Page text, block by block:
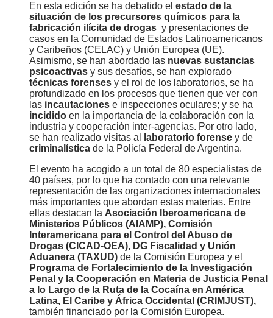
En esta edición se ha debatido el estado de la
situación de los precursores químicos para la
fabricación ilícita de drogas y presentaciones de
casos en la Comunidad de Estados Latinoamericanos
y Caribeños (CELAC) y Unión Europea (UE).
Asimismo, se han abordado las nuevas sustancias
psicoactivas y sus desafíos, se han explorado
técnicas forenses y el rol de los laboratorios, se ha
profundizado en los procesos que tienen que ver con
las incautaciones e inspecciones oculares; y se ha
incidido en la importancia de la colaboración con la
industria y cooperación inter-agencias. Por otro lado,
se han realizado visitas al
laboratorio forense y de
criminalística de la Policía Federal de Argentina.
El evento ha acogido a un total de 80 especialistas de
40 países, por lo que ha contado con una relevante
representación de las organizaciones internacionales
más importantes que abordan estas materias. Entre
ellas destacan la Asociación Iberoamericana de
Ministerios Públicos (AIAMP), Comisión
Interamericana para el Control del Abuso de
Drogas (CICAD-OEA), DG Fiscalidad y Unión
Aduanera (TAXUD) de la Comisión Europea y el
Programa de Fortalecimiento de la Investigación
Penal y la Cooperación en Materia de Justicia Penal
a lo Largo de la Ruta de la Cocaína en América
Latina, El Caribe y África Occidental (CRIMJUST),
también financiado por la Comisión Europea.